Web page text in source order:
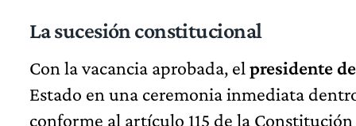
La sucesión constitucional
Con la vacancia aprobada, el presidente
Estado en una ceremonia inmediata
conforme al artículo 115 de la